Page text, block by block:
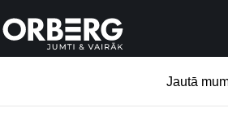
Jautā